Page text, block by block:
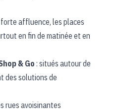
forte affluence, les places
en fin de matinée et en
& Go : situés autour de
des solutions de
rues avoisinantes